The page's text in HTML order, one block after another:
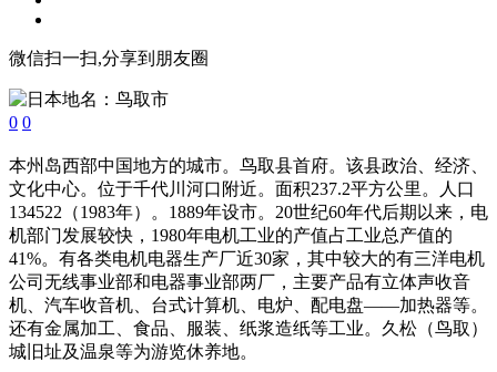
微信扫一扫,分享到朋友圈
0 0
本州岛西部中国地方的城市。鸟取县首府。该县政治、经济、
文化中心。位于千代川河口附近。面积237.2平方公里。人口
134522（1983年）。1889年设市。20世纪60年代后期以来，电
机部门发展较快，1980年电机工业的产值占工业总产值的
41%。有各类电机电器生产厂近30家，其中较大的有三洋电机
公司无线事业部和电器事业部两厂，主要产品有立体声收音
机、汽车收音机、台式计算机、电炉、配电盘——加热器等。
还有金属加工、食品、服装、纸浆造纸等工业。久松（鸟取）
城旧址及温泉等为游览休养地。